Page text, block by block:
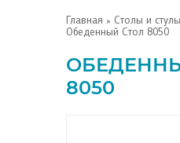
Главная » Столы и
Обеденный Стол 8050
8050